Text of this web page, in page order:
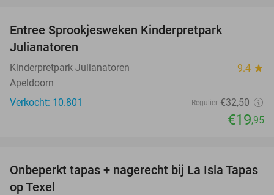
Entree Sprookjesweken Kinderpretpark
Julianatoren
Kinderpretpark Julianatoren 9.4 star
Apeldoorn
Verkocht: 10.801
Regulier €32,50
€19,95
26%
Onbeperkt tapas + nagerecht bij La Isla Tapas
op Texel